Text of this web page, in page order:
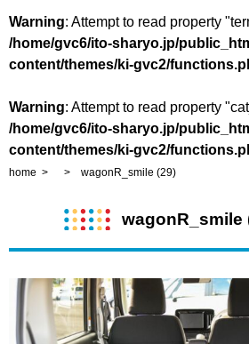
Warning: Attempt to read property
/home/gvc6/ito-sharyo.jp/
content/themes/ki-gvc2/
Warning: Attempt to read property
/home/gvc6/ito-sharyo.jp/
content/themes/ki-gvc2/
home wagonR_smile (29)
wagonR_smile